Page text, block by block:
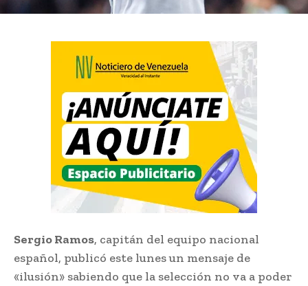
Sergio Ramos, capitán del equipo nacional
español, publicó este lunes un mensaje de
«ilusión» sabiendo que la selección no va a poder